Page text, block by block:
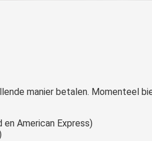
manier betalen. Momenteel
American Express)